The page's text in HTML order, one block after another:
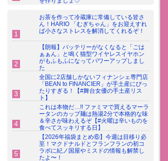
お茶を作って冷蔵庫に常備している皆さ
ん！HARIO 「むぎちゃん」をお迎えすれ
ば小さなストレスを解消してくれるぞ！
【朗報】バッテリーがなくなると「ごは
ぁぁん」と鳴く猫型ワイヤレスイヤホン
がもふもふになってパワーアップしまし
た
全国に2店舗しかないフィナンシェ専門店
「BEAN to FINANCIER」が手土産にぴっ
たりすぎる！【#舞台女優の手土産リス
ト】
これは本物だ…!! ファミマで買えるマーラ
ータンのカップ麺は熱湯2分で本格的な味
＆辛さが味わえるぞ【#火曜は辛いものを
食べてスッキリする日】
【2026年福袋まとめ⑥】今週は目移り必
至！マクドナルドとフランフランの初コ
ラボに紀ノ国屋やミスドの情報も解禁し
たよ〜！